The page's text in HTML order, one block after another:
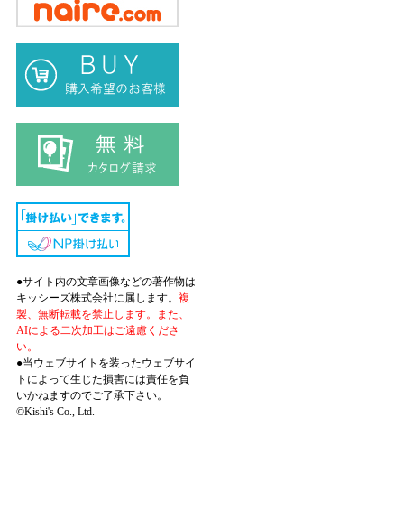
●サイト内の文章画像などの著作物は
キッシーズ株式会社に属します。 複
製、無断転載を禁止します。また、
AIによる二次加工はご遠慮くださ
い。
●当ウェブサイトを装ったウェブサイ
トによって生じた損害には責任を負
いかねますのでご了承下さい。
©Kishi's Co., Ltd.